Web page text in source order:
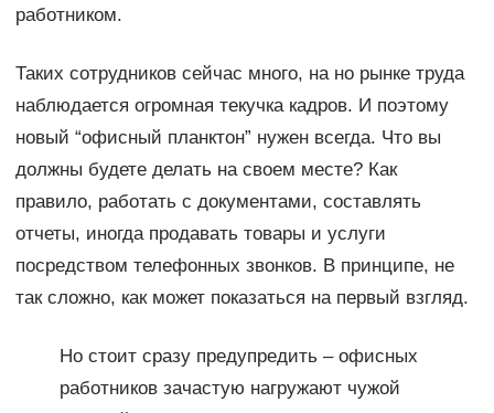
работником.
Таких сотрудников сейчас много, на но рынке труда
наблюдается огромная текучка кадров. И поэтому
новый “офисный планктон” нужен всегда. Что вы
должны будете делать на своем месте? Как
правило, работать с документами, составлять
отчеты, иногда продавать товары и услуги
посредством телефонных звонков. В принципе, не
так сложно, как может показаться на первый взгляд.
Но стоит сразу предупредить – офисных
работников зачастую нагружают чужой